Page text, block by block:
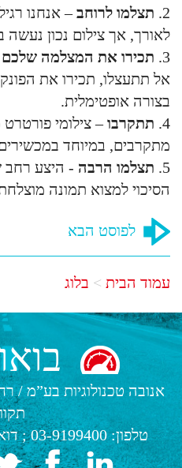
2. תצלמו לרוחב– אנחנו
לאורך, אך צילום נכון נעשה
3. תכירו את המצלמה שלכם
אל תתעצלו, תכירו את
בצורה אופטימלית.
4. תתקרבו– צילומי
מתקרבים, במיוחד במכשירים
5. תצלמו הרבה - היצע רחב
הסיכוי למצוא תמונה
לפוסט הבא
עמוד הבית בלוג
אנובה טכנולוגיות בע”מ/
טלפון:03-9199400
;